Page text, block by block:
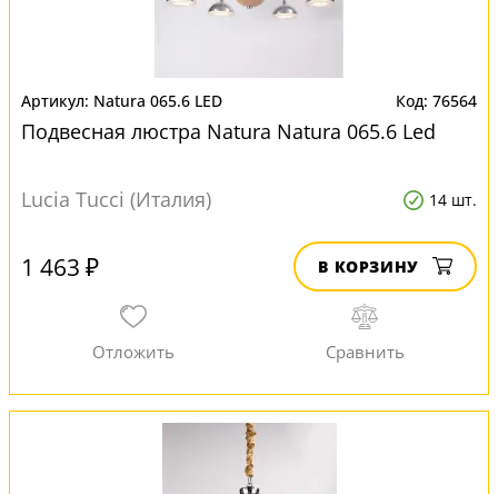
Natura 065.6 LED 76564
Подвесная люстра Natura Natura 065.6 Led
Lucia Tucci (Италия) 14 шт.
1 463 ₽ В КОРЗИНУ